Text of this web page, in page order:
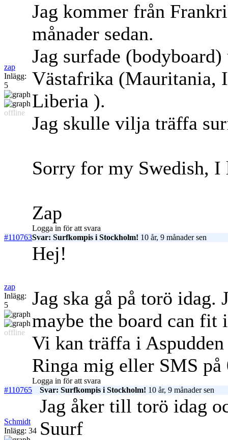
zap
Inlägg:
5
offline
Jag kommer från
månader sedan.
Jag surfade
Västafrika (Mauritania,
Liberia ).
Jag skulle vilja träffa
Sorry for my Swedish, I
Zap
Logga in för att svara
#110763Svar: Surfkompis i Stockholm! 10 år, 9 månader sen
zap
Inlägg:
5
offline
Hej!
Jag ska gå på torö idag.
maybe the board can fit
Vi kan träffa i
Ringa mig eller SMS på
Logga in för att svara
#110765
Svar: Surfkompis i Stockholm! 10 år, 9 månader sen
Schmidt
Inlägg: 34
Jag åker till torö idag
Suurf